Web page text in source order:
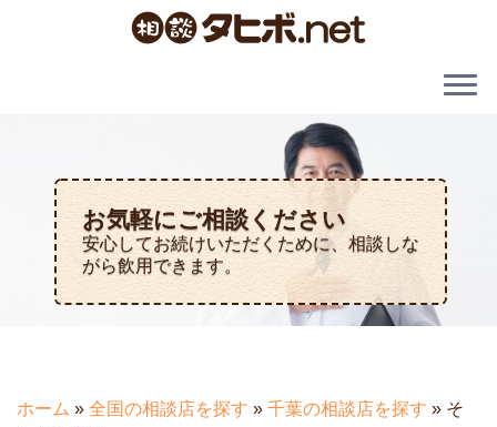
お気軽にご相談ください
安心してお続けいただくために、相談しな
がら飲用できます。
ホーム » 全国の相談店を探す » 千葉の相談店を探す » そ